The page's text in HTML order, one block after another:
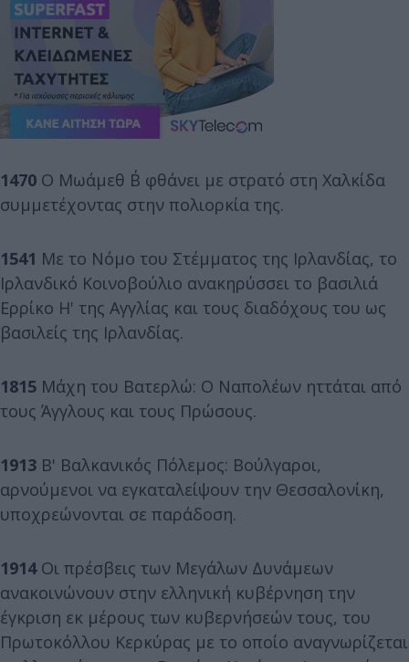
1470 Ο Μωάμεθ Β΄ φθάνει με στρατό στη Χαλκίδα
συμμετέχοντας στην πολιορκία της.
1541 Με το Νόμο του Στέμματος της Ιρλανδίας, το
Ιρλανδικό Κοινοβούλιο ανακηρύσσει το βασιλιά
Ερρίκο Η' της Αγγλίας και τους διαδόχους του ως
βασιλείς της Ιρλανδίας.
1815 Μάχη του Βατερλώ: Ο Ναπολέων ηττάται από
τους Άγγλους και τους Πρώσους.
1913 Β' Βαλκανικός Πόλεμος: Βούλγαροι,
αρνούμενοι να εγκαταλείψουν την Θεσσαλονίκη,
υποχρεώνονται σε παράδοση.
1914 Οι πρέσβεις των Μεγάλων Δυνάμεων
ανακοινώνουν στην ελληνική κυβέρνηση την
έγκριση εκ μέρους των κυβερνήσεών τους, του
Πρωτοκόλλου Κερκύρας με το οποίο αναγνωρίζεται